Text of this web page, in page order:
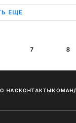
ЕЩЕ
7 8
О НАСКОНТАКТЫ